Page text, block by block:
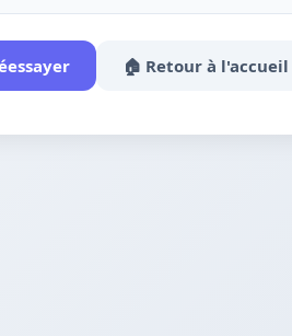
🏠 Retour à l'accueil